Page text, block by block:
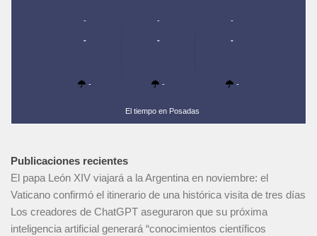
-
-
-
-
-
-
-
-
-
El tiempo en Posadas
Publicaciones recientes
El papa León XIV viajará a la Argentina en noviembre: el
Vaticano confirmó el itinerario de una histórica visita de tres días
Los creadores de ChatGPT aseguraron que su próxima
inteligencia artificial generará “conocimientos científicos